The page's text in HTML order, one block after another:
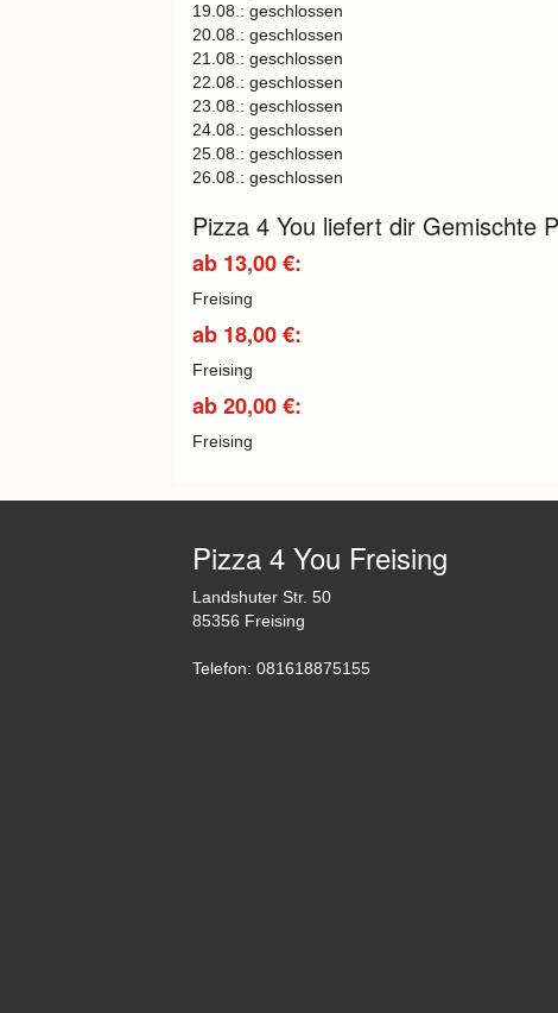
19.08.: geschlossen
20.08.: geschlossen
21.08.: geschlossen
22.08.: geschlossen
23.08.: geschlossen
24.08.: geschlossen
25.08.: geschlossen
26.08.: geschlossen
Pizza 4 You liefert dir Gemischte
ab 13,00 €:
Freising
ab 18,00 €:
Freising
ab 20,00 €:
Freising
Pizza 4 You Freising
Landshuter Str. 50
85356 Freising
Telefon: 081618875155